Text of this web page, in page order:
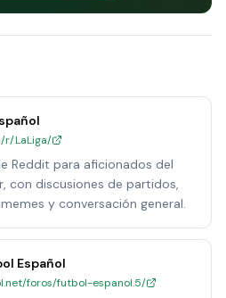
r/LaLiga/
Reddit para aficionados del
con discusiones de partidos,
y conversación general.
Español
foros/futbol-espanol.5/